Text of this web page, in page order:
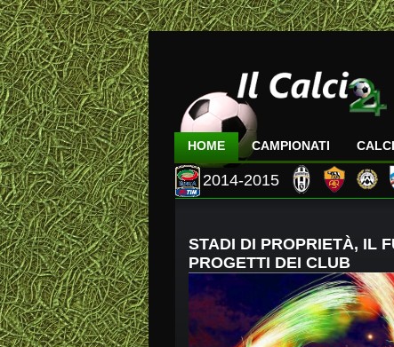
HOME CAMPIONATI
2014-2015
STADI DI PROPRIETÀ, IL
PROGETTI DEI CLUB